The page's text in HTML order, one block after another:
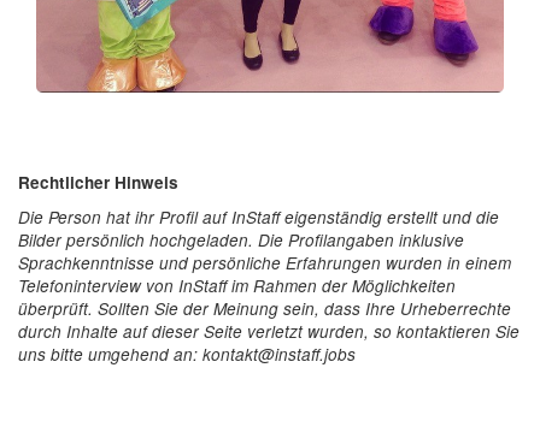
Rechtlicher Hinweis
Die Person hat ihr Profil auf InStaff eigenständig erstellt und die
Bilder persönlich hochgeladen. Die Profilangaben inklusive
Sprachkenntnisse und persönliche Erfahrungen wurden in einem
Telefoninterview von InStaff im Rahmen der Möglichkeiten
überprüft. Sollten Sie der Meinung sein, dass Ihre Urheberrechte
durch Inhalte auf dieser Seite verletzt wurden, so kontaktieren Sie
uns bitte umgehend an: kontakt@instaff.jobs